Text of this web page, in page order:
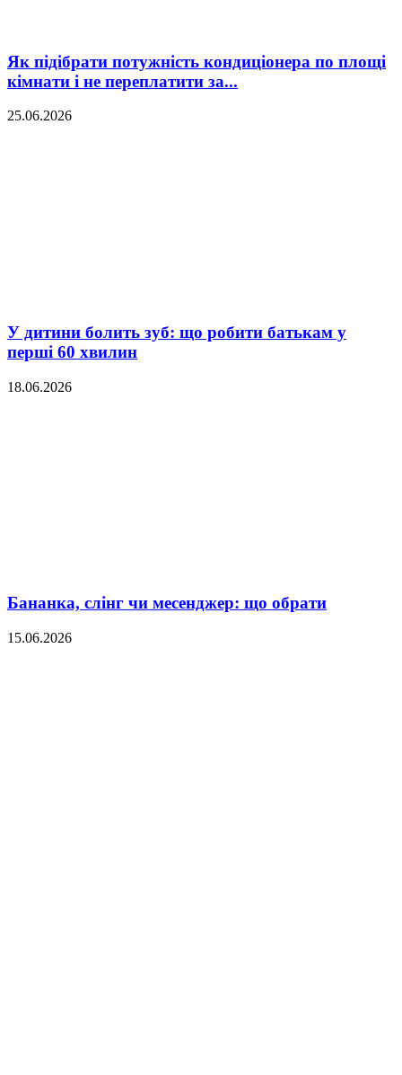
Як підібрати потужність кондиціонера по площі
кімнати і не переплатити за...
25.06.2026
У дитини болить зуб: що робити батькам у
перші 60 хвилин
18.06.2026
Бананка, слінг чи месенджер: що обрати
15.06.2026